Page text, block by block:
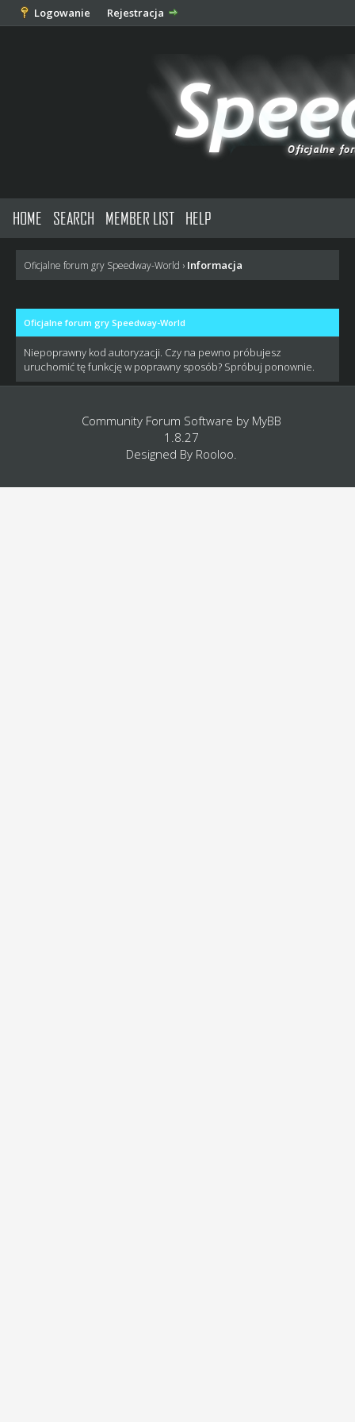
Logowanie Rejestracja
HOME SEARCH MEMBER LIST HELP
Oficjalne forum gry Speedway-World › Informacja
Oficjalne forum gry Speedway-World
Niepoprawny kod autoryzacji. Czy na pewno próbujesz
uruchomić tę funkcję w poprawny sposób? Spróbuj ponownie.
Community Forum Software by MyBB
1.8.27
Designed By Rooloo.